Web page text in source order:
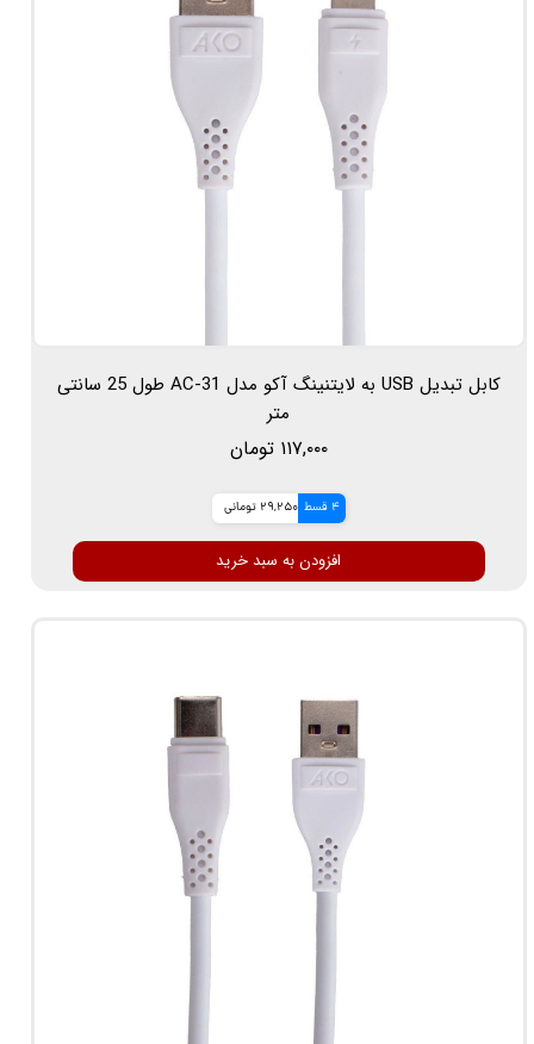
کابل تبدیل USB به لایتنینگ آکو مدل AC-31 طول 25 سانتی
متر
۱۱۷,۰۰۰ تومان
4 قسط 29,250 تومانی
افزودن به سبد خرید